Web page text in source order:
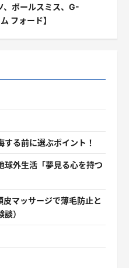
、ポールスミス、G-
フォード】
る前に選ぶポイント！
球外生活「夢見る心を持つ
皮マッサージで薄毛防止と
）